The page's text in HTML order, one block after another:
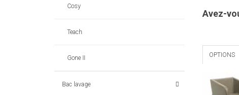
Cosy
Teach
Gone II
Bac lavage
Avez-
OPTIONS